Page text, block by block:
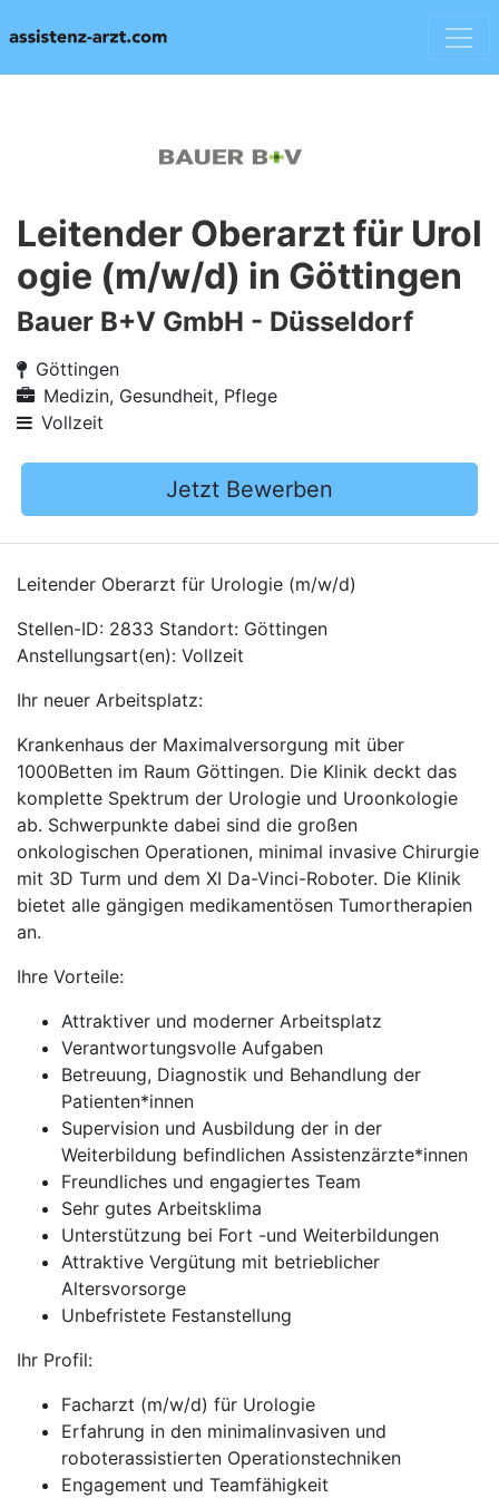
Leitender Oberarzt für Urol
ogie (m/w/d) in Göttingen
Bauer B+V GmbH - Düsseldorf
Göttingen
Medizin, Gesundheit, Pflege
Vollzeit
Jetzt Bewerben
Leitender Oberarzt für Urologie (m/w/d)
Stellen-ID: 2833 Standort: Göttingen
Anstellungsart(en): Vollzeit
Ihr neuer Arbeitsplatz:
Krankenhaus der Maximalversorgung mit über
1000Betten im Raum Göttingen. Die Klinik deckt das
komplette Spektrum der Urologie und Uroonkologie
ab. Schwerpunkte dabei sind die großen
onkologischen Operationen, minimal invasive Chirurgie
mit 3D Turm und dem XI Da-Vinci-Roboter. Die Klinik
bietet alle gängigen medikamentösen Tumortherapien
an.
Ihre Vorteile:
Attraktiver und moderner Arbeitsplatz
Verantwortungsvolle Aufgaben
Betreuung, Diagnostik und Behandlung der
Patienten*innen
Supervision und Ausbildung der in der
Weiterbildung befindlichen Assistenzärzte*innen
Freundliches und engagiertes Team
Sehr gutes Arbeitsklima
Unterstützung bei Fort -und Weiterbildungen
Attraktive Vergütung mit betrieblicher
Altersvorsorge
Unbefristete Festanstellung
Ihr Profil:
Facharzt (m/w/d) für Urologie
Erfahrung in den minimalinvasiven und
roboterassistierten Operationstechniken
Engagement und Teamfähigkeit